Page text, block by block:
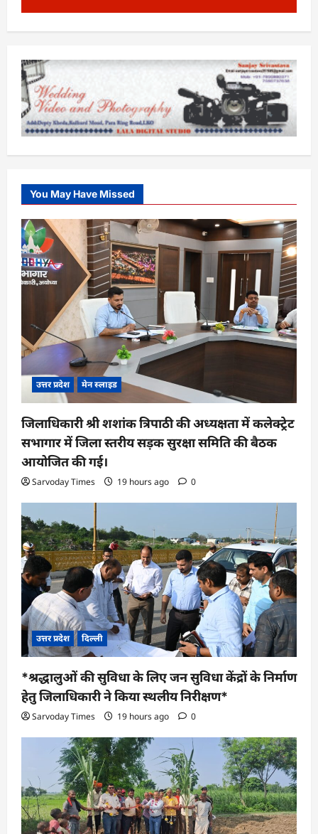
You May Have Missed
उत्तर प्रदेश मेन स्लाइड
जिलाधिकारी श्री शशांक त्रिपाठी की अध्यक्षता में कलेक्ट्रेट
सभागार में जिला स्तरीय सड़क सुरक्षा समिति की बैठक
आयोजित की गई।
Sarvoday Times 19 hours ago 0
उत्तर प्रदेश दिल्ली
*श्रद्धालुओं की सुविधा के लिए जन सुविधा केंद्रों के निर्माण
हेतु जिलाधिकारी ने किया स्थलीय निरीक्षण*
Sarvoday Times 19 hours ago 0